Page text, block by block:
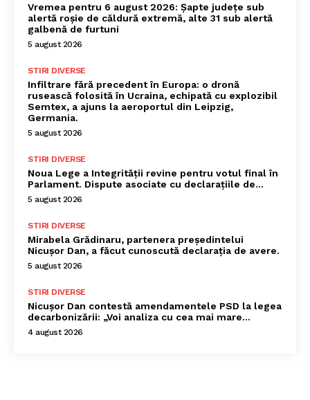
Vremea pentru 6 august 2026: Șapte județe sub
alertă roșie de căldură extremă, alte 31 sub alertă
galbenă de furtuni
5 august 2026
STIRI DIVERSE
Infiltrare fără precedent în Europa: o dronă
rusească folosită în Ucraina, echipată cu explozibil
Semtex, a ajuns la aeroportul din Leipzig,
Germania.
5 august 2026
STIRI DIVERSE
Noua Lege a Integrității revine pentru votul final în
Parlament. Dispute asociate cu declarațiile de…
5 august 2026
STIRI DIVERSE
Mirabela Grădinaru, partenera președintelui
Nicușor Dan, a făcut cunoscută declarația de avere.
5 august 2026
STIRI DIVERSE
Nicușor Dan contestă amendamentele PSD la legea
decarbonizării: „Voi analiza cu cea mai mare…
4 august 2026